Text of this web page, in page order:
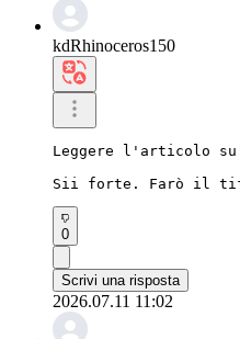
kdRhinoceros150
Leggere l'articolo
Sii forte. Farò il
0
Scrivi una risposta
2026.07.11 11:02